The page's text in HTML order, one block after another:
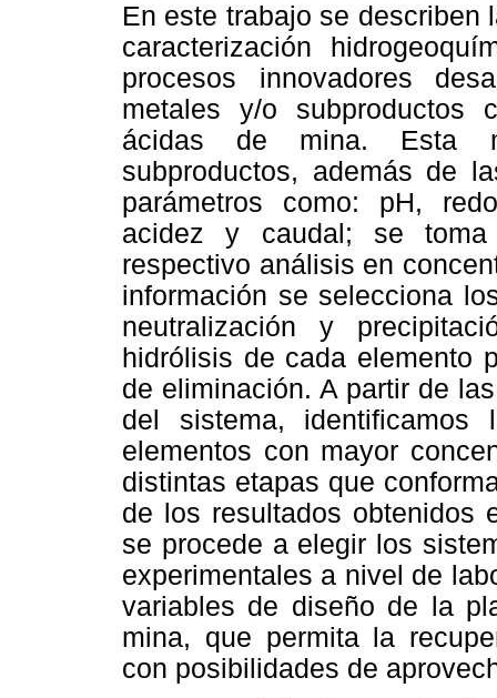
En este trabajo se describen
caracterización
procesos innovadores
metales y/o subproductos
ácidas de mina. Esta
subproductos, además de
parámetros como: pH,
acidez y caudal; se toma
respectivo análisis en
información se selecciona
neutralización y
hidrólisis de cada elemento
de eliminación. A partir de
del sistema,
elementos con mayor
distintas etapas que
de los resultados obtenidos
se procede a elegir los
experimentales a nivel de
variables de diseño de la
mina, que permita la
con posibilidades de